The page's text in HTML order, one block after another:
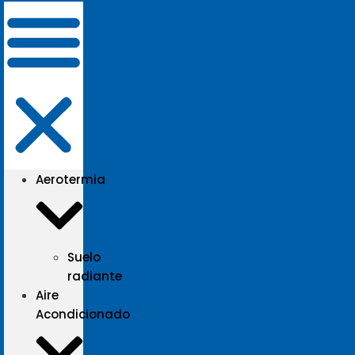
Aerotermia
Suelo
radiante
Aire
Acondicionado